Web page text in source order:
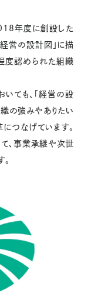
年度に創設した
営の設計図」に描
度認められた組織
ても、「経営の設
の強みやありたい
つなげています。
て、事業承継や次世